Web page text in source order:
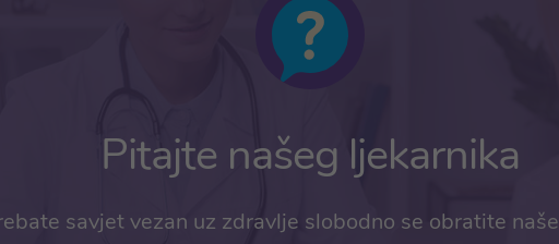
Pitajte našeg ljekarnika
savjet vezan uz zdravlje slobodno se obratite